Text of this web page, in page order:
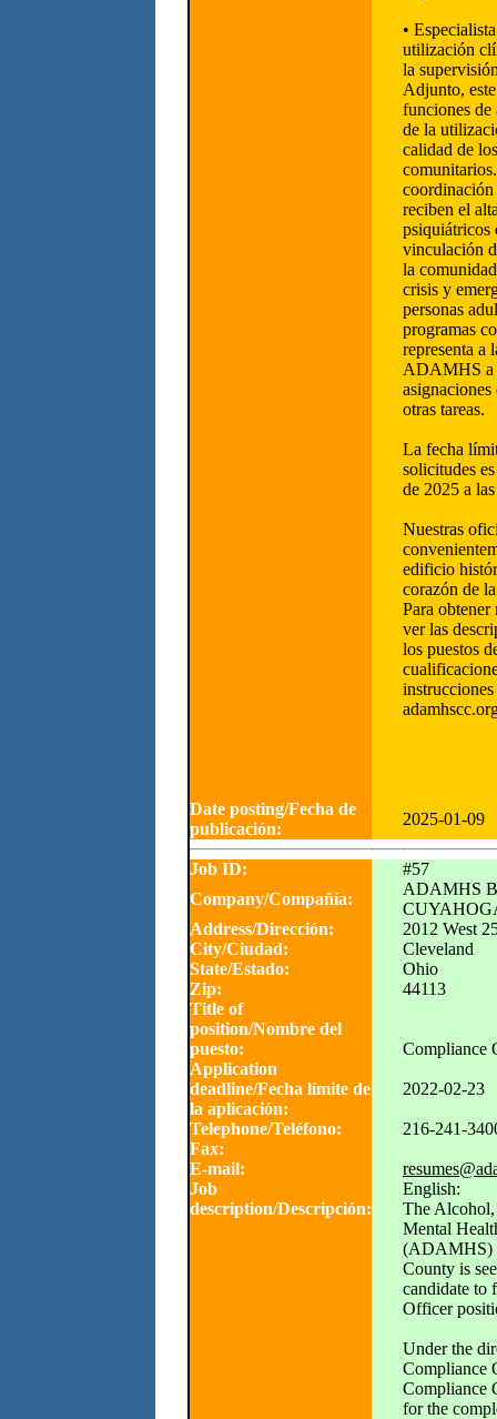
•
utilización
la
Adjunto,
funciones de
de la
calidad de
coordinación
reciben el
psiquiátricos
vinculación
la
crisis y
personas
programas
representa a
ADAMHS a
asignaciones
otras tareas.
La fecha
solicitudes
de 2025 a
Nuestras
edificio
corazón de
Para
ver las
los puestos
Date posting/Fecha de
publicación:
2025-01-09
Job ID:
#57
Company/Compañía:
ADAMHS
Address/Dirección:
2012 West
City/Ciudad:
Cleveland
State/Estado:
Ohio
Zip:
44113
Title of
position/Nombre del
puesto:
Compliance
Application
deadline/Fecha límite de
la aplicación:
2022-02-23
Telephone/Teléfono:
216-241-
Fax:
E-mail:
Job
description/Descripción:
English:
The
Mental
(ADAMHS)
County is
candidate to
Officer
Under the
Compliance
Compliance
for the